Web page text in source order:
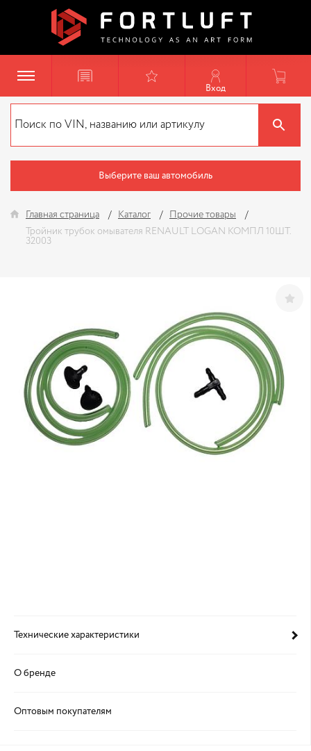
Вход
Выберите ваш автомобиль
Главная страница Каталог
Прочие товары
Тройник трубок омывателя RENAULT LOGAN КОМПЛ 10ШТ.
32003
Технические характеристики
О бренде
Оптовым покупателям